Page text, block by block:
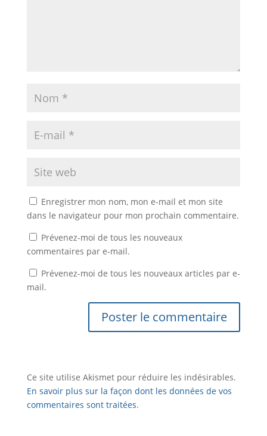
Enregistrer mon nom, mon e-mail et mon site
dans le navigateur pour mon prochain commentaire.
Prévenez-moi de tous les nouveaux
commentaires par e-mail.
Prévenez-moi de tous les nouveaux articles par e-
mail.
Ce site utilise Akismet pour réduire les indésirables.
En savoir plus sur la façon dont les données de vos
commentaires sont traitées.